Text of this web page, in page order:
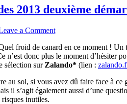
2013 deuxième
a Comment
froid de canard en ce moment ! Un
n’est donc plus le moment d’hésiter
sélection sur Zalando* (lien :
au sol, si vous avez dû faire face à ce
il s’agit également aussi d’une
risques inutiles.